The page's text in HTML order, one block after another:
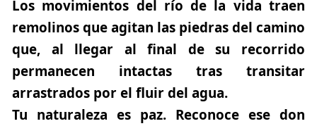
Los movimientos del río de la vida traen
remolinos que agitan las piedras del camino
que, al llegar al final de su recorrido
permanecen intactas tras transitar
arrastrados por el fluir del agua.
Tu naturaleza es paz. Reconoce ese don